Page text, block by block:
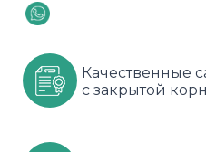
Яблони
Черника
Флорибунда
Качественные
с закрытой